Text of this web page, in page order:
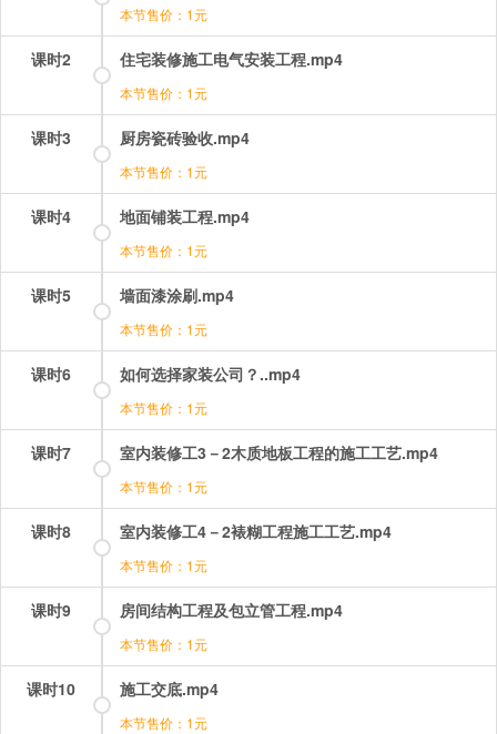
本节售价：1元
课时2 住宅装修施工电气安装工程.mp4
本节售价：1元
课时3 厨房瓷砖验收.mp4
本节售价：1元
课时4 地面铺装工程.mp4
本节售价：1元
课时5 墙面漆涂刷.mp4
本节售价：1元
课时6 如何选择家装公司？..mp4
本节售价：1元
课时7 室内装修工3－2木质地板工程的施工工艺.mp4
本节售价：1元
课时8 室内装修工4－2裱糊工程施工工艺.mp4
本节售价：1元
课时9 房间结构工程及包立管工程.mp4
本节售价：1元
课时10 施工交底.mp4
本节售价：1元